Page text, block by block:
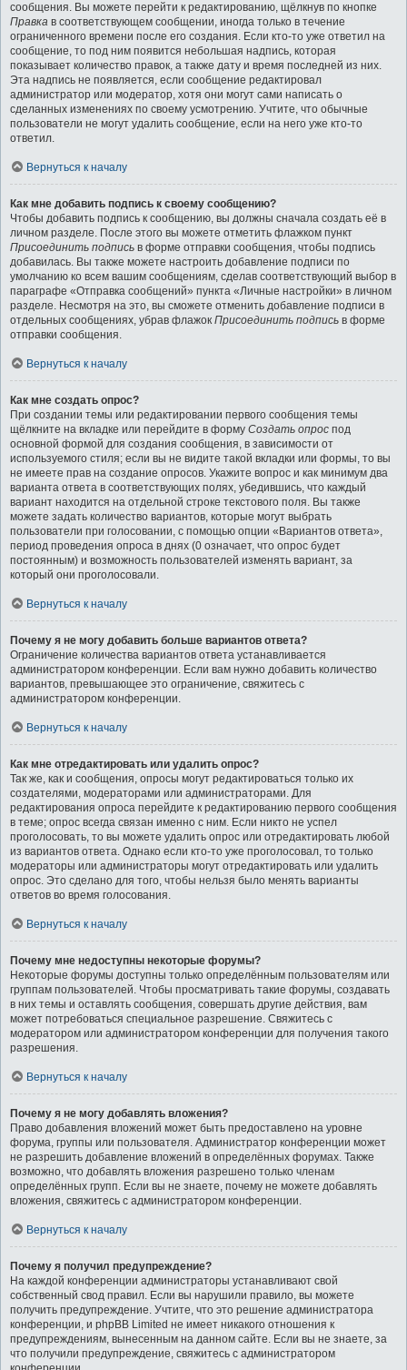
сообщения. Вы можете перейти к редактированию, щёлкнув по кнопке
Правка в соответствующем сообщении, иногда только в течение
ограниченного времени после его создания. Если кто-то уже ответил на
сообщение, то под ним появится небольшая надпись, которая
показывает количество правок, а также дату и время последней из них.
Эта надпись не появляется, если сообщение редактировал
администратор или модератор, хотя они могут сами написать о
сделанных изменениях по своему усмотрению. Учтите, что обычные
пользователи не могут удалить сообщение, если на него уже кто-то
ответил.
Вернуться к началу
Как мне добавить подпись к своему сообщению?
Чтобы добавить подпись к сообщению, вы должны сначала создать её в
личном разделе. После этого вы можете отметить флажком пункт
Присоединить подпись в форме отправки сообщения, чтобы подпись
добавилась. Вы также можете настроить добавление подписи по
умолчанию ко всем вашим сообщениям, сделав соответствующий выбор в
параграфе «Отправка сообщений» пункта «Личные настройки» в личном
разделе. Несмотря на это, вы сможете отменить добавление подписи в
отдельных сообщениях, убрав флажок Присоединить подпись в форме
отправки сообщения.
Вернуться к началу
Как мне создать опрос?
При создании темы или редактировании первого сообщения темы
щёлкните на вкладке или перейдите в форму Создать опрос под
основной формой для создания сообщения, в зависимости от
используемого стиля; если вы не видите такой вкладки или формы, то вы
не имеете прав на создание опросов. Укажите вопрос и как минимум два
варианта ответа в соответствующих полях, убедившись, что каждый
вариант находится на отдельной строке текстового поля. Вы также
можете задать количество вариантов, которые могут выбрать
пользователи при голосовании, с помощью опции «Вариантов ответа»,
период проведения опроса в днях (0 означает, что опрос будет
постоянным) и возможность пользователей изменять вариант, за
который они проголосовали.
Вернуться к началу
Почему я не могу добавить больше вариантов ответа?
Ограничение количества вариантов ответа устанавливается
администратором конференции. Если вам нужно добавить количество
вариантов, превышающее это ограничение, свяжитесь с
администратором конференции.
Вернуться к началу
Как мне отредактировать или удалить опрос?
Так же, как и сообщения, опросы могут редактироваться только их
создателями, модераторами или администраторами. Для
редактирования опроса перейдите к редактированию первого сообщения
в теме; опрос всегда связан именно с ним. Если никто не успел
проголосовать, то вы можете удалить опрос или отредактировать любой
из вариантов ответа. Однако если кто-то уже проголосовал, то только
модераторы или администраторы могут отредактировать или удалить
опрос. Это сделано для того, чтобы нельзя было менять варианты
ответов во время голосования.
Вернуться к началу
Почему мне недоступны некоторые форумы?
Некоторые форумы доступны только определённым пользователям или
группам пользователей. Чтобы просматривать такие форумы, создавать
в них темы и оставлять сообщения, совершать другие действия, вам
может потребоваться специальное разрешение. Свяжитесь с
модератором или администратором конференции для получения такого
разрешения.
Вернуться к началу
Почему я не могу добавлять вложения?
Право добавления вложений может быть предоставлено на уровне
форума, группы или пользователя. Администратор конференции может
не разрешить добавление вложений в определённых форумах. Также
возможно, что добавлять вложения разрешено только членам
определённых групп. Если вы не знаете, почему не можете добавлять
вложения, свяжитесь с администратором конференции.
Вернуться к началу
Почему я получил предупреждение?
На каждой конференции администраторы устанавливают свой
собственный свод правил. Если вы нарушили правило, вы можете
получить предупреждение. Учтите, что это решение администратора
конференции, и phpBB Limited не имеет никакого отношения к
предупреждениям, вынесенным на данном сайте. Если вы не знаете, за
что получили предупреждение, свяжитесь с администратором